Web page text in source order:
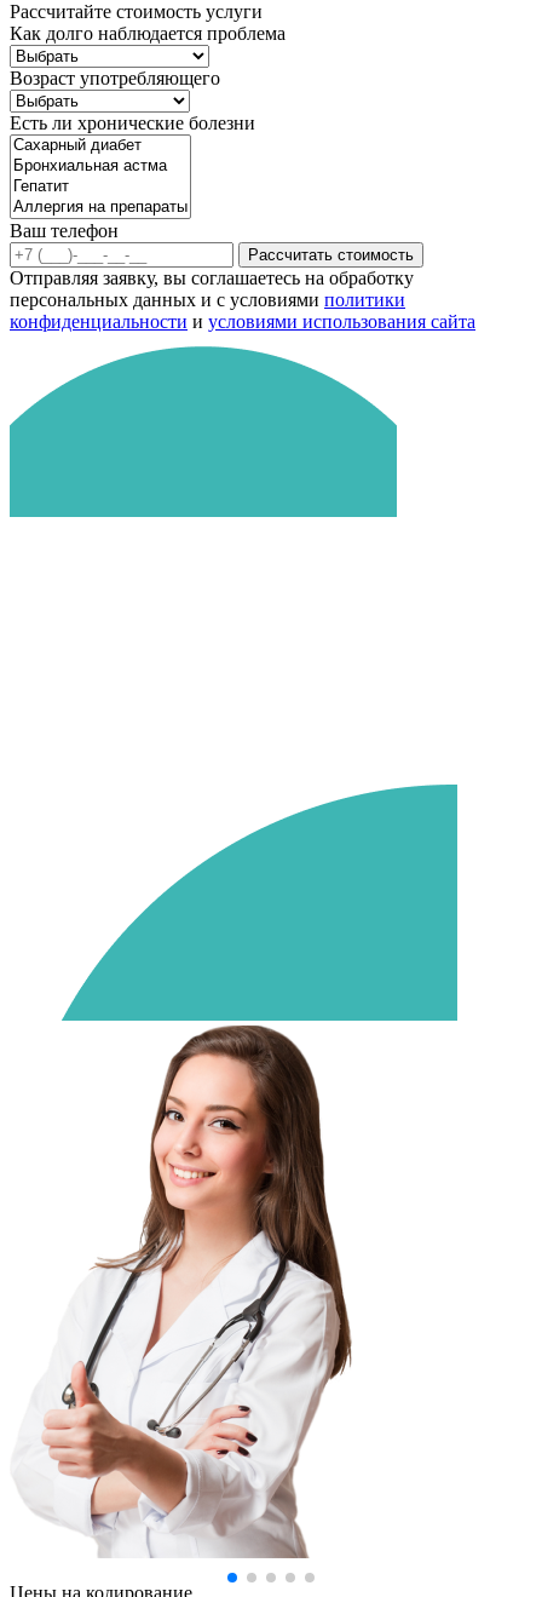
Рассчитайте стоимость услуги
Как долго наблюдается проблема
Возраст употребляющего
Есть ли хронические болезни
Ваш телефон
Рассчитать стоимость
Отправляя заявку, вы соглашаетесь на обработку
персональных данных и с условиями политики
конфиденциальности и условиями использования сайта
Цены на кодирование